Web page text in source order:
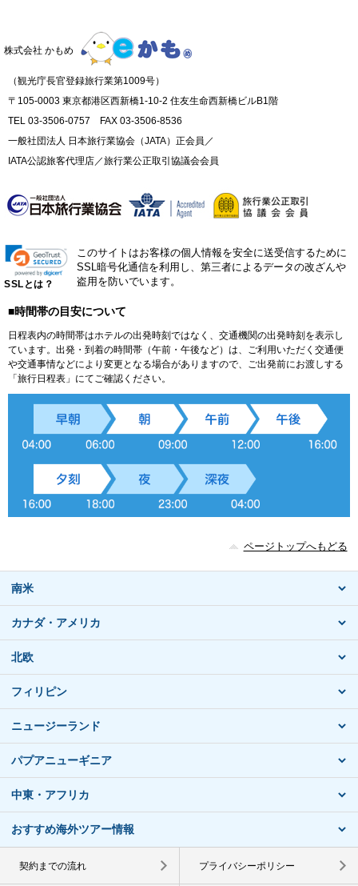
株式会社 かもめ
（観光庁長官登録旅行業第1009号）
〒105-0003 東京都港区西新橋1-10-2 住友生命西新橋ビルB1階
TEL 03-3506-0757 FAX 03-3506-8536
一般社団法人 日本旅行業協会（JATA）正会員／
IATA公認旅客代理店／旅行業公正取引協議会会員
SSLとは？
このサイトはお客様の個人情報を安全に送受信するために
SSL暗号化通信を利用し、第三者によるデータの改ざんや
盗用を防いでいます。
■時間帯の目安について
日程表内の時間帯はホテルの出発時刻ではなく、交通機関の出発時刻を表示し
ています。出発・到着の時間帯（午前・午後など）は、ご利用いただく交通便
や交通事情などにより変更となる場合がありますので、ご出発前にお渡しする
「旅行日程表」にてご確認ください。
ページトップへもどる
南米
カナダ・アメリカ
北欧
フィリピン
ニュージーランド
パプアニューギニア
中東・アフリカ
おすすめ海外ツアー情報
契約までの流れ プライバシーポリシー